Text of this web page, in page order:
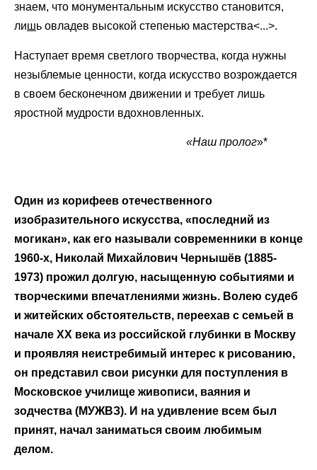
знаем, что монументальным искусство становится,
лишь овладев высокой степенью мастерства<...>.
Наступает время светлого творчества, когда нужны
незыблемые ценности, когда искусство возрождается
в своем бесконечном движении и требует лишь
яростной мудрости вдохновленных.
«Наш пролог»*
Один из корифеев отечественного
изобразительного искусства, «последний из
могикан», как его называли современники в конце
1960-х, Николай Михайлович Чернышёв (1885-
1973) прожил долгую, насыщенную событиями и
творческими впечатлениями жизнь. Волею судеб
и житейских обстоятельств, переехав с семьей в
начале ХХ века из российской глубинки в Москву
и проявляя неистребимый интерес к рисованию,
он представил свои рисунки для поступления в
Московское училище живописи, ваяния и
зодчества (МУЖВЗ). И на удивление всем был
принят, начал заниматься своим любимым
делом.